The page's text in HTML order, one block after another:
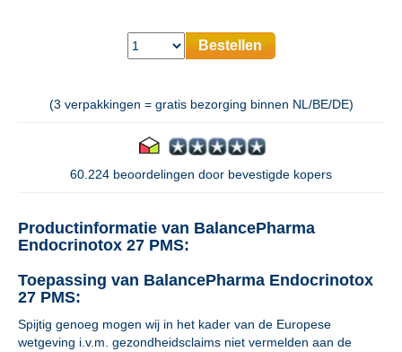
Bestellen
(3 verpakkingen = gratis bezorging binnen NL/BE/DE)
60.224 beoordelingen door bevestigde kopers
Productinformatie van BalancePharma
Endocrinotox 27 PMS:
Toepassing van BalancePharma Endocrinotox
27 PMS:
Spijtig genoeg mogen wij in het kader van de Europese
wetgeving i.v.m. gezondheidsclaims niet vermelden aan de